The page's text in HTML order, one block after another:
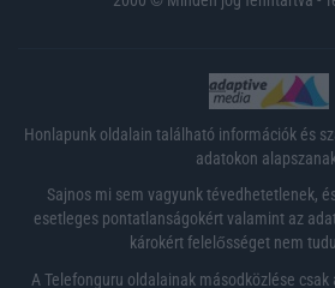
Honlapunk oldalain található információk és
adatokon
Sajnos mi sem vagyunk tévedhetetlenek,
esetleges pontatlanságokért valamint az
károkért felelősséget nem
A Telefonguru oldalainak másodközlése